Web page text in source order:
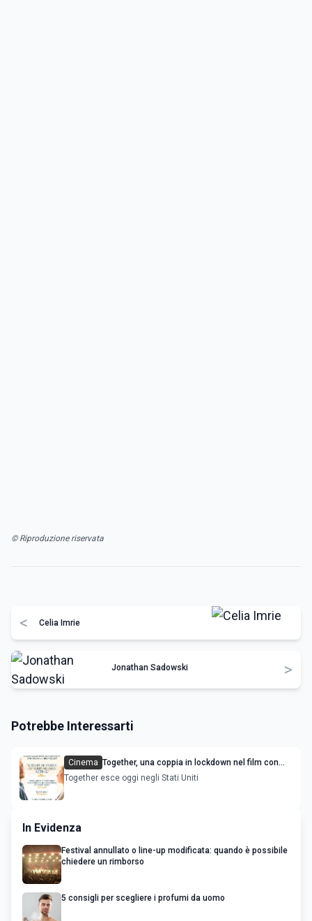
© Riproduzione riservata
< Celia Imrie
Jonathan Sadowski >
Potrebbe Interessarti
Cinema Together, una coppia in lockdown nel film con
James McAvoy e Sharon Horgan
Together esce oggi negli Stati Uniti
In Evidenza
Festival annullato o line-up modificata: quando è possibile
chiedere un rimborso
5 consigli per scegliere i profumi da uomo